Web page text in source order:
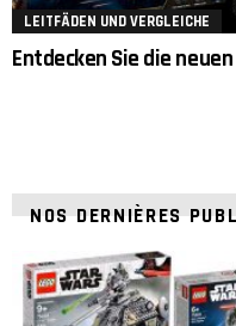
LEITFÄDEN UND VERGLEICHE
Entdecken Sie die
NOS DERNIÈRES